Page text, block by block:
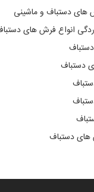
های دستباف و ماشینی
انواع فرش های
دستباف
دستباف